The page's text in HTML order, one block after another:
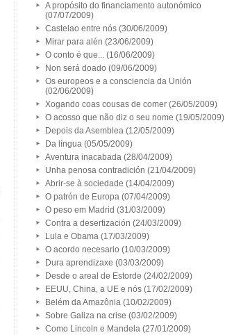
A propósito do financiamento autonómico
(07/07/2009)
Castelao entre nós (30/06/2009)
Mirar para alén (23/06/2009)
O conto é que... (16/06/2009)
Non será doado (09/06/2009)
Os europeos e a consciencia da Unión
(02/06/2009)
Xogando coas cousas de comer (26/05/2009)
O acosso que não diz o seu nome (19/05/2009)
Depois da Asemblea (12/05/2009)
Da língua (05/05/2009)
Aventura inacabada (28/04/2009)
Unha penosa contradición (21/04/2009)
Abrir-se à sociedade (14/04/2009)
O patrón de Europa (07/04/2009)
O peso em Madrid (31/03/2009)
Contra a desertización (24/03/2009)
Lula e Obama (17/03/2009)
O acordo necesario (10/03/2009)
Dura aprendizaxe (03/03/2009)
Desde o areal de Estorde (24/02/2009)
EEUU, China, a UE e nós (17/02/2009)
Belém da Amazônia (10/02/2009)
Sobre Galiza na crise (03/02/2009)
Como Lincoln e Mandela (27/01/2009)